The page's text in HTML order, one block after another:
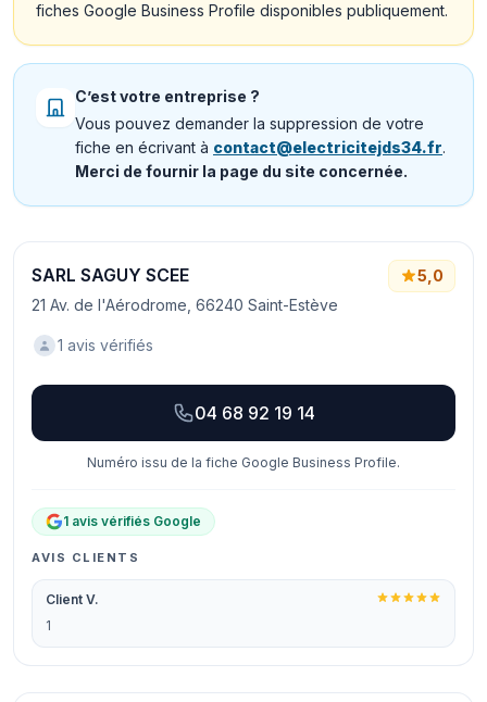
fiches Google Business Profile disponibles publiquement.
C’est votre entreprise ?
Vous pouvez demander la suppression de votre
fiche en écrivant à contact@electricitejds34.fr.
Merci de fournir la page du site concernée.
SARL SAGUY SCEE
21 Av. de l'Aérodrome, 66240 Saint-Estève
5,0
1 avis vérifiés
04 68 92 19 14
Numéro issu de la fiche Google Business Profile.
1 avis vérifiés Google
AVIS CLIENTS
Client V.
1